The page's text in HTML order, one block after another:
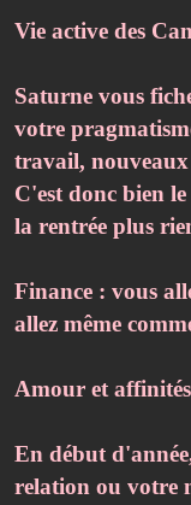
Vie active des
Saturne vous
votre
travail,
C'est donc bien
la rentrée plus
Finance : vous
allez même
Amour et
En début
relation ou votre